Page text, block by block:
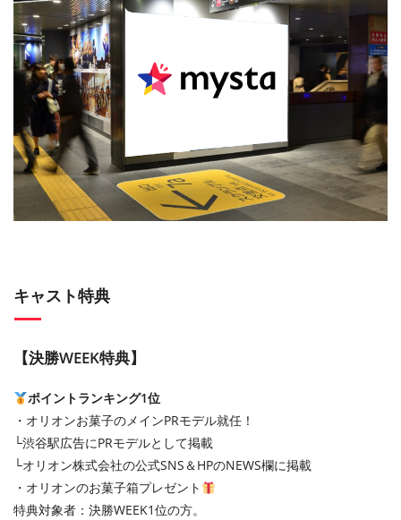
キャスト特典
【決勝WEEK特典】
ポイントランキング1位
・オリオンお菓子のメインPRモデル就任！
└渋谷駅広告にPRモデルとして掲載
└オリオン株式会社の公式SNS＆HPのNEWS欄に掲載
・オリオンのお菓子箱プレゼント
特典対象者：決勝WEEK1位の⽅。